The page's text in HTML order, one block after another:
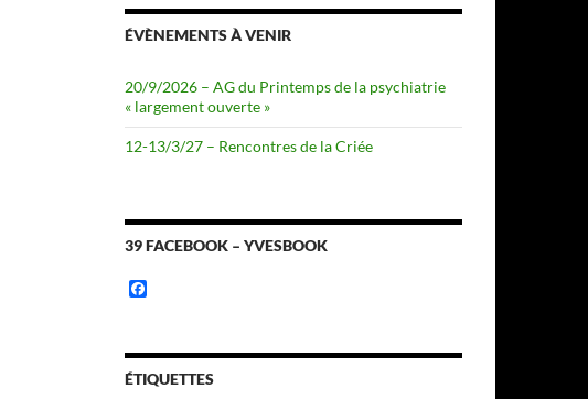
ÉVÈNEMENTS À VENIR
20/9/2026 – AG du Printemps de la psychiatrie
« largement ouverte »
12-13/3/27 – Rencontres de la Criée
39 FACEBOOK – YVESBOOK
b
o
ÉTIQUETTES